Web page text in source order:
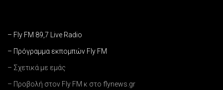
– Fly FM 89,7 Live Radio
– Πρόγραμμα εκπομπών Fly FM
– Σχετικά με εμάς
– Προβολή στον Fly FM κ στο flynews.gr